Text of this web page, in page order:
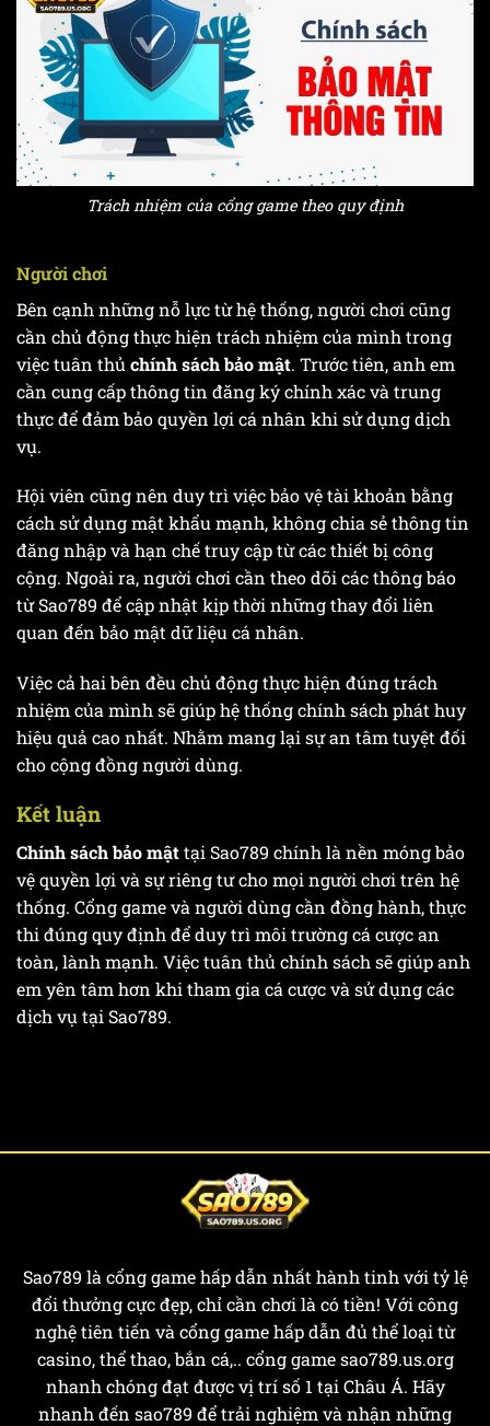
Trách nhiệm của cổng game theo quy định
Người chơi
Bên cạnh những nỗ lực từ hệ thống, người chơi cũng
cần chủ động thực hiện trách nhiệm của mình trong
việc tuân thủ chính sách bảo mật. Trước tiên, anh em
cần cung cấp thông tin đăng ký chính xác và trung
thực để đảm bảo quyền lợi cá nhân khi sử dụng dịch
vụ.
Hội viên cũng nên duy trì việc bảo vệ tài khoản bằng
cách sử dụng mật khẩu mạnh, không chia sẻ thông tin
đăng nhập và hạn chế truy cập từ các thiết bị công
cộng. Ngoài ra, người chơi cần theo dõi các thông báo
từ Sao789 để cập nhật kịp thời những thay đổi liên
quan đến bảo mật dữ liệu cá nhân.
Việc cả hai bên đều chủ động thực hiện đúng trách
nhiệm của mình sẽ giúp hệ thống chính sách phát huy
hiệu quả cao nhất. Nhằm mang lại sự an tâm tuyệt đối
cho cộng đồng người dùng.
Kết luận
Chính sách bảo mậttại Sao789 chính là nền móng bảo
vệ quyền lợi và sự riêng tư cho mọi người chơi trên hệ
thống. Cổng game và người dùng cần đồng hành, thực
thi đúng quy định để duy trì môi trường cá cược an
toàn, lành mạnh. Việc tuân thủ chính sách sẽ giúp anh
em yên tâm hơn khi tham gia cá cược và sử dụng các
dịch vụ tại Sao789.
Sao789 là cổng game hấp dẫn nhất hành tinh với tỷ lệ
đổi thưởng cực đẹp, chỉ cần chơi là có tiền! Với công
nghệ tiên tiến và cổng game hấp dẫn đủ thể loại từ
casino, thể thao, bắn cá,.. cổng game sao789.us.org
nhanh chóng đạt được vị trí số 1 tại Châu Á. Hãy
nhanh đến sao789 để trải nghiệm và nhận những